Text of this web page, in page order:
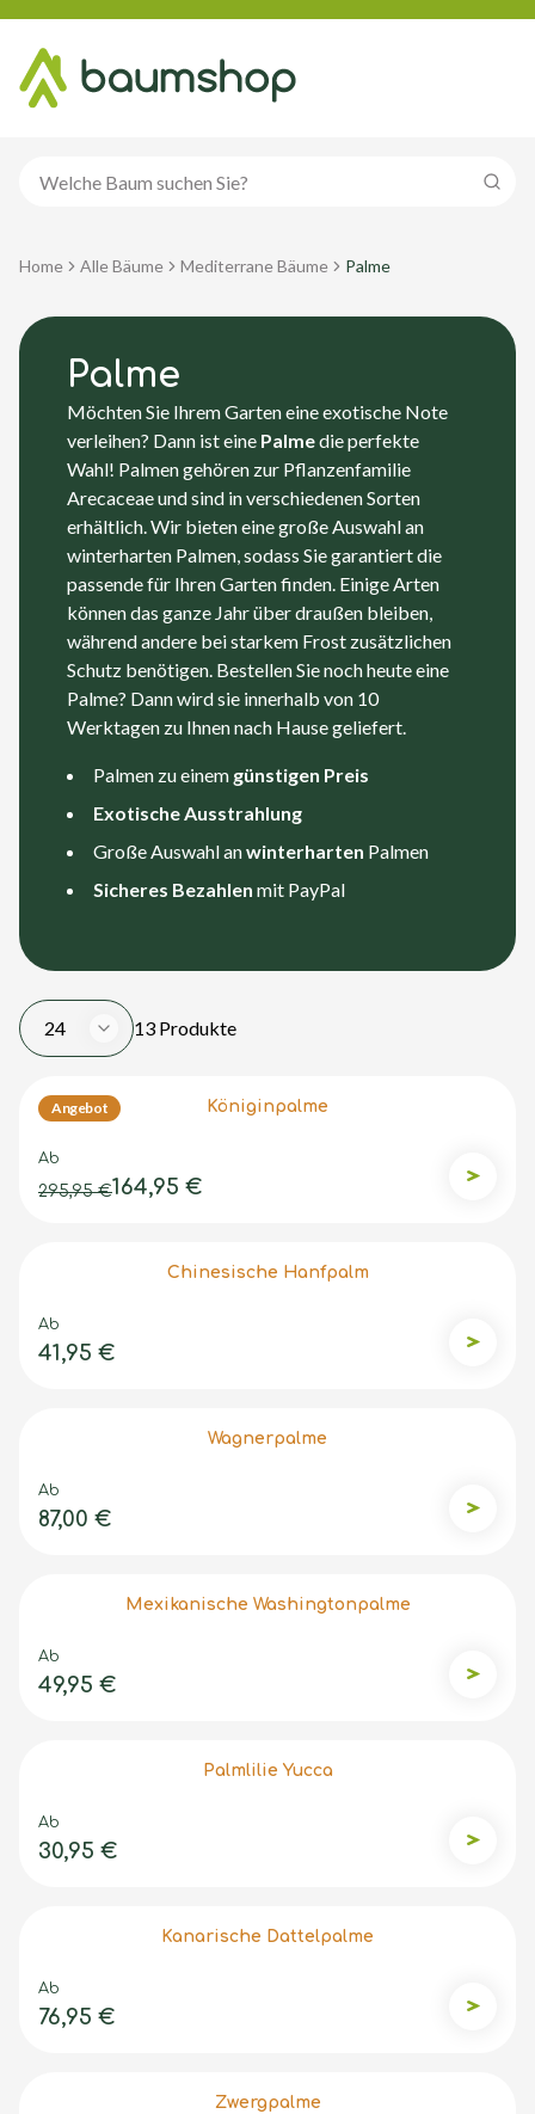
Home Alle Bäume Mediterrane Bäume Palme
Palme
Möchten Sie Ihrem Garten eine exotische Note
verleihen? Dann ist eine Palmedie perfekte
Wahl! Palmen gehören zur Pflanzenfamilie
Arecaceae und sind in verschiedenen Sorten
erhältlich. Wir bieten eine große Auswahl an
winterharten Palmen, sodass Sie garantiert die
passende für Ihren Garten finden. Einige Arten
können das ganze Jahr über draußen bleiben,
während andere bei starkem Frost zusätzlichen
Schutz benötigen. Bestellen Sie noch heute eine
Palme? Dann wird sie innerhalb von 10
Werktagen zu Ihnen nach Hause geliefert.
Palmen zu einem günstigen Preis
Exotische Ausstrahlung
Große Auswahl anwinterharten Palmen
Sicheres Bezahlen mit PayPal
24 13 Produkte
Angebot Königinpalme
Ab
295,95 €164,95 €
Chinesische Hanfpalm
Ab
41,95 €
Wagnerpalme
Ab
87,00 €
Mexikanische Washingtonpalme
Ab
49,95 €
Palmlilie Yucca
Ab
30,95 € Palmlilie
Kanarische Dattelpalme
Ab
76,95 €
Zwergpalme